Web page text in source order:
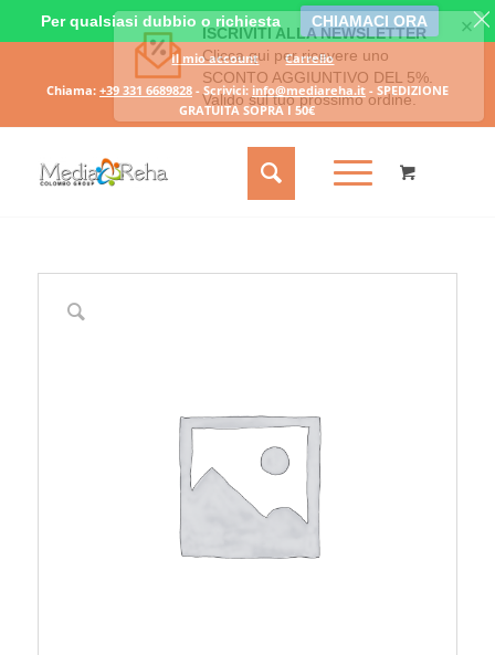
Il mio account
Carrello
Chiama: +39 331 6689828- Scrivici: info@mediareha.it- SPEDIZIONE
GRATUITA SOPRA I 50€
Per qualsiasi dubbio o richiesta CHIAMACI ORA